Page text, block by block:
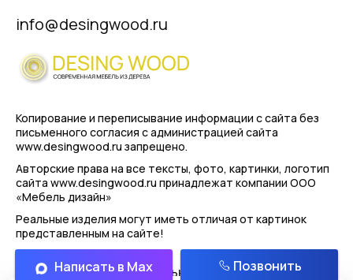
info@desingwood.ru
Копирование и переписывание информации с сайта без
письменного согласия с администрацией сайта
www.desingwood.ru запрещено.
Авторские права на все тексты, фото, картинки, логотип
сайта www.desingwood.ru принадлежат компании ООО
«Мебель дизайн»
Реальные изделия могут иметь отличая от картинок
представленным на сайте!
Политика конфиденциальности
Написать в Max Позвонить